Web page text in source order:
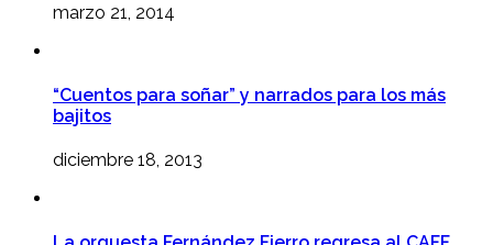
marzo 21, 2014
“Cuentos para soñar” y narrados para los más
bajitos
diciembre 18, 2013